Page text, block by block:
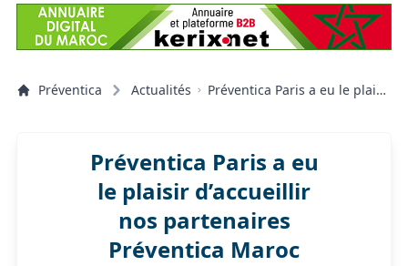
Préventica Actualités
Préventica Paris a eu le plaisir
Préventica Paris a eu
le plaisir d’accueillir
nos partenaires
Préventica Maroc